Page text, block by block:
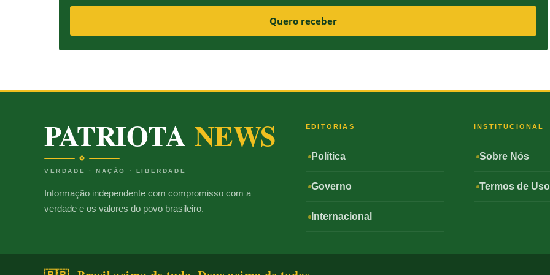
Quero receber
PATRIOTA NEWS
VERDADE · NAÇÃO · LIBERDADE
Informação independente com compromisso com a
verdade e os valores do povo brasileiro.
EDITORIAS
Política
Governo
Internacional
INSTITUCIONAL
Sobre Nós
Termos de Uso